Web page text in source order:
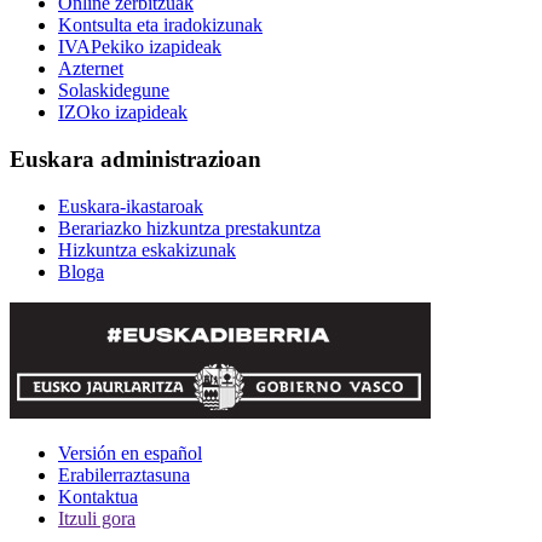
Kontsulta eta iradokizunak
IVAPekiko izapideak
Azternet
Solaskidegune
IZOko izapideak
Euskara administrazioan
Euskara-ikastaroak
Berariazko hizkuntza prestakuntza
Hizkuntza eskakizunak
Bloga
Versión en español
Erabilerraztasuna
Kontaktua
Itzuli gora